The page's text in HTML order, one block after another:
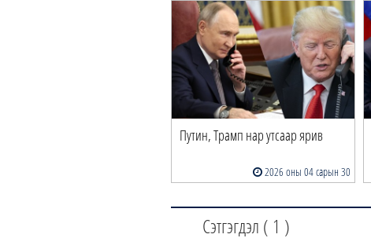
Путин, Трамп нар утсаар ярив
2026 оны 04 сарын 30
Сэтгэгдэл ( 1 )